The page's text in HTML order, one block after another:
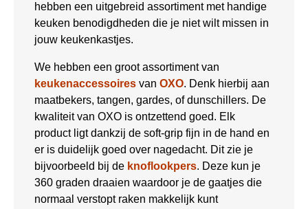
hebben een uitgebreid assortiment met handige
keuken benodigdheden die je niet wilt missen in
jouw keukenkastjes.
We hebben een groot assortiment van
keukenaccessoires van OXO. Denk hierbij aan
maatbekers, tangen, gardes, of dunschillers. De
kwaliteit van OXO is ontzettend goed. Elk
product ligt dankzij de soft-grip fijn in de hand en
er is duidelijk goed over nagedacht. Dit zie je
bijvoorbeeld bij de knoflookpers. Deze kun je
360 graden draaien waardoor je de gaatjes die
normaal verstopt raken makkelijk kunt